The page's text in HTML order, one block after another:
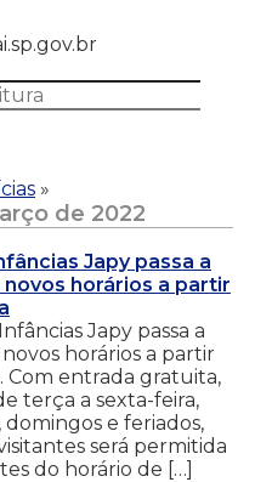
»
de 2022
Japy passa a
horários a partir
Japy passa a
horários a partir
Com entrada gratuita,
terça a sexta-feira,
domingos e feriados,
será permitida
do horário de […]